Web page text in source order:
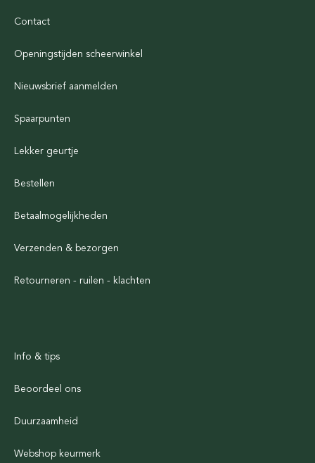
Contact
Openingstijden scheerwinkel
Nieuwsbrief aanmelden
Spaarpunten
Lekker geurtje
Bestellen
Betaalmogelijkheden
Verzenden & bezorgen
Retourneren - ruilen - klachten
Info & tips
Beoordeel ons
Duurzaamheid
Webshop keurmerk